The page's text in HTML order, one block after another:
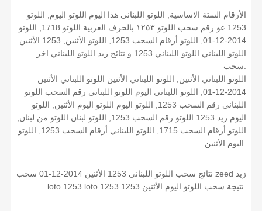
الأرقام الستة الاساسية, اللوتو اللبناني هذا اليوم اللوتو اليوم, اللوتو
1253 عو رقم سحب اللوتو ١٢٥٣ بالحرف العربية اللوتو 1718, اللوتو
2014-12-01, اللوتو أرقام السحب 1253, اللوتو الأثنين, 1253 الأثنين
اللوتو اللبناني اللوتو اللبناني 1253 و نتائج زيد اللوتو اللبناني اخر
اللوتو اللبناني الأثنين, اللوتو اللبناني الأثنين اللوتو اللبناني الأثنين
2014-12-01, اللوتو اللبناني اليوم اللوتو اللبناني رقم السحب اللوتو
اللبناني رقم السحب 1253, اللوتو اليوم اللوتو اليوم الأثنين, اللوتو
اليوم زيد 1253 اللوتو رقم السحب 1253, اللوتو لبنان اللوتو من لبنان,
اللوتو أرقام السحب 1715, اللوتو اللبناني أرقام السحب 1253, اللوتو
نتائج سحب اللوتو اللبناني 1253 الأثنين 2014-12-01 سحب zeed زيد